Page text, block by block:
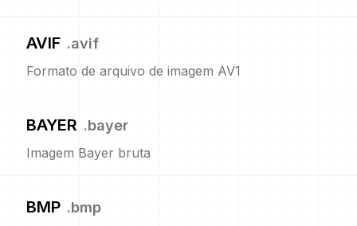
AVIF .avif
Formato de arquivo de imagem AV1
BAYER .bayer
Imagem Bayer bruta
BMP .bmp